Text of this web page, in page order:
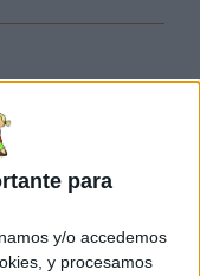
para
y/o accedemos
y procesamos
el